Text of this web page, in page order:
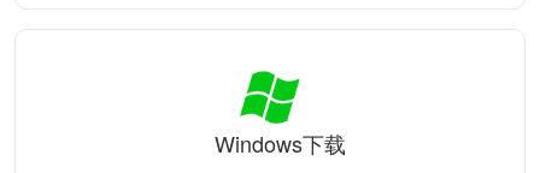
Windows下载